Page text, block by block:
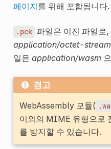
페이지를 위해 포함됩니다.
.pck 파일은 이진 파일로
application/octet-stream
일은 application/wasm
경고
WebAssembly 모듈(
이외의 MIME 유형으로
를 방지할 수 있습니다.